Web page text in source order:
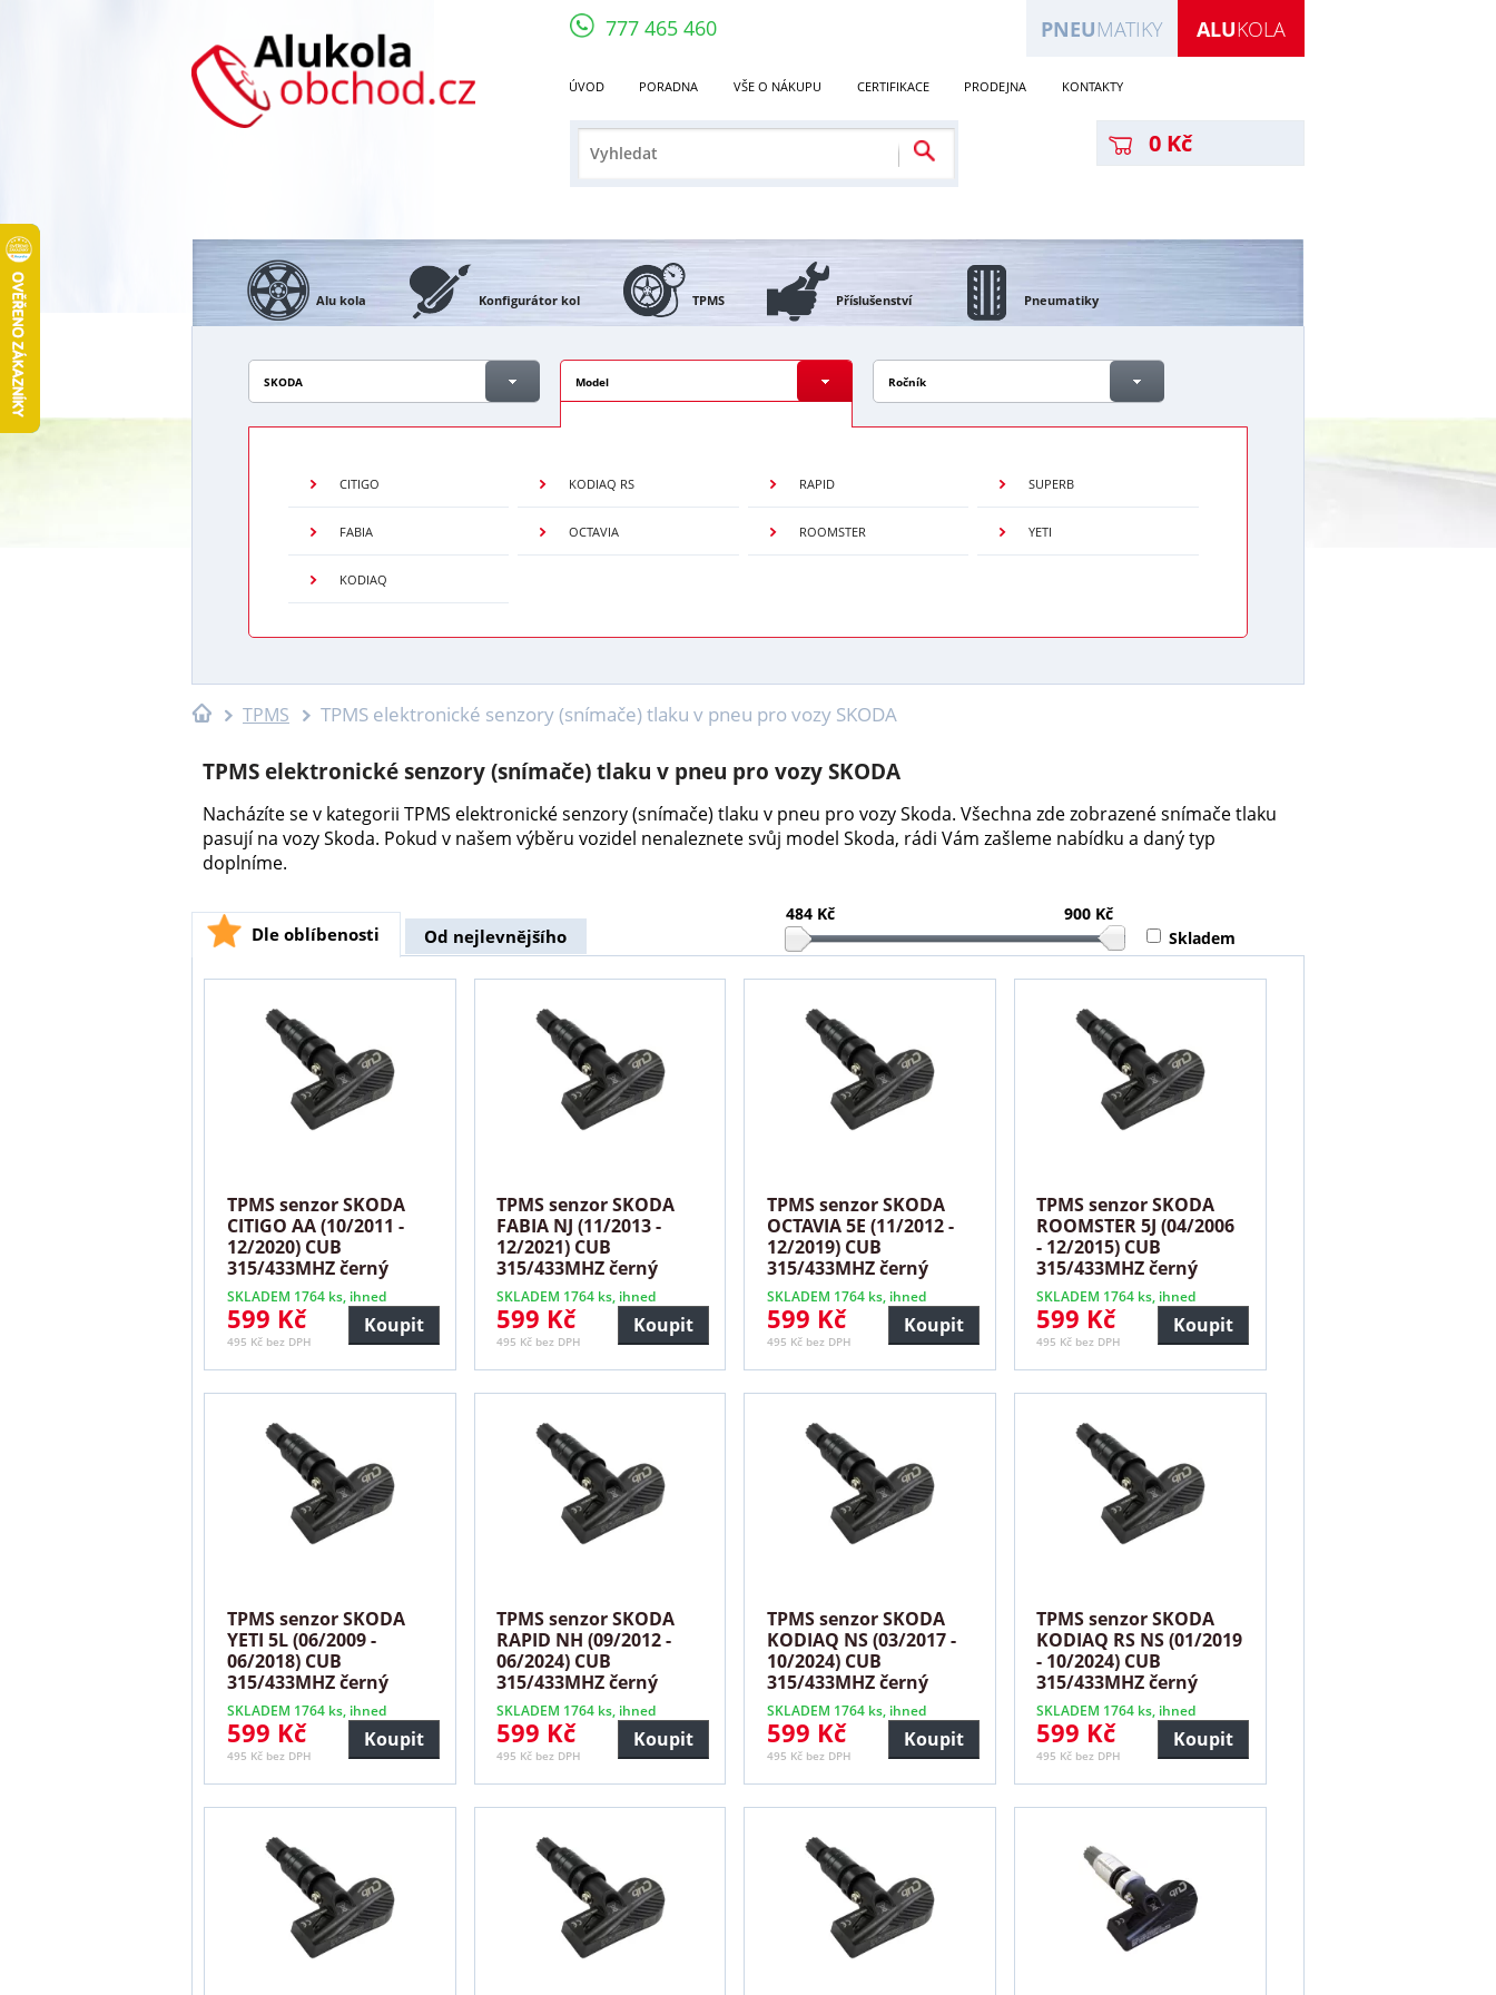
777 465 460 ALUKOLA
PNEUMATIKY
ÚVOD PORADNA VŠE O NÁKUPU CERTIFIKACE PRODEJNA KONTAKTY
0 Kč
Alu kola Konfigurátor kol TPMS Příslušenství Pneumatiky
SKODA Model Ročník
CITIGO
FABIA
KODIAQ
KODIAQ RS
OCTAVIA
RAPID
ROOMSTER
SUPERB
YETI
TPMS TPMS elektronické senzory (snímače) tlaku v pneu pro vozy SKODA
TPMS elektronické senzory (snímače) tlaku v pneu pro vozy SKODA
Nacházíte se v kategorii TPMS elektronické senzory (snímače) tlaku v pneu pro vozy Skoda. Všechna zde zobrazené snímače tlaku
pasují na vozy Skoda. Pokud v našem výběru vozidel nenaleznete svůj model Skoda, rádi Vám zašleme nabídku a daný typ
doplníme.
Dle oblíbenosti Od nejlevnějšího
484 Kč
900 Kč
Skladem
TPMS senzor SKODA
CITIGO AA (10/2011 -
12/2020) CUB
315/433MHZ černý
SKLADEM 1764 ks, ihned
599 Kč
495 Kč bez DPH
Koupit
TPMS senzor SKODA
FABIA NJ (11/2013 -
12/2021) CUB
315/433MHZ černý
SKLADEM 1764 ks, ihned
599 Kč
495 Kč bez DPH
Koupit
TPMS senzor SKODA
OCTAVIA 5E (11/2012 -
12/2019) CUB
315/433MHZ černý
SKLADEM 1764 ks, ihned
599 Kč
495 Kč bez DPH
Koupit
TPMS senzor SKODA
ROOMSTER 5J (04/2006
- 12/2015) CUB
315/433MHZ černý
SKLADEM 1764 ks, ihned
599 Kč
495 Kč bez DPH
Koupit
TPMS senzor SKODA
YETI 5L (06/2009 -
06/2018) CUB
315/433MHZ černý
SKLADEM 1764 ks, ihned
599 Kč
495 Kč bez DPH
Koupit
TPMS senzor SKODA
RAPID NH (09/2012 -
06/2024) CUB
315/433MHZ černý
SKLADEM 1764 ks, ihned
599 Kč
495 Kč bez DPH
Koupit
TPMS senzor SKODA
KODIAQ NS (03/2017 -
10/2024) CUB
315/433MHZ černý
SKLADEM 1764 ks, ihned
599 Kč
495 Kč bez DPH
Koupit
TPMS senzor SKODA
KODIAQ RS NS (01/2019
- 10/2024) CUB
315/433MHZ černý
SKLADEM 1764 ks, ihned
599 Kč
495 Kč bez DPH
Koupit